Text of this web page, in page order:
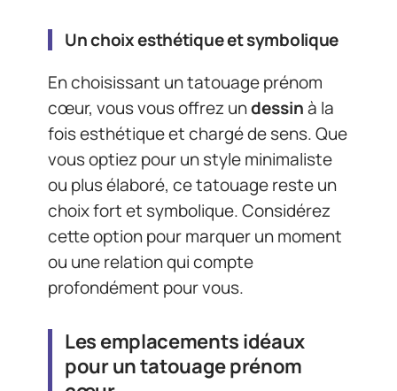
Un choix esthétique et symbolique
En choisissant un tatouage prénom
cœur, vous vous offrez undessinà la
fois esthétique et chargé de sens. Que
vous optiez pour un style minimaliste
ou plus élaboré, ce tatouage reste un
choix fort et symbolique. Considérez
cette option pour marquer un moment
ou une relation qui compte
profondément pour vous.
Les emplacements idéaux
pour un tatouage prénom